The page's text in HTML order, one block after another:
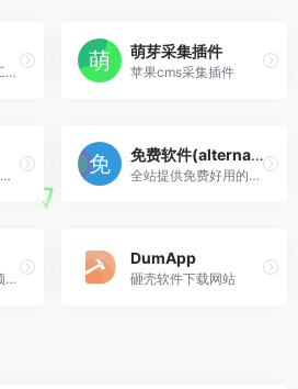
为程序员提供最新工具导航
萌芽采集插件
苹果cms采集插件
MSDN, 我告诉你 - 做一个安静的工具站
免费软件(alternativeto)
全站提供免费好用的软件下载
免费去掉各大短视频app水印工具
DumApp
砸壳软件下载网站